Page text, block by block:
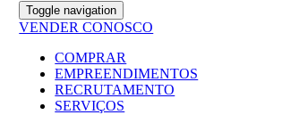
Toggle navigation
VENDER CONOSCO
COMPRAR
EMPREENDIMENTOS
RECRUTAMENTO
SERVIÇOS